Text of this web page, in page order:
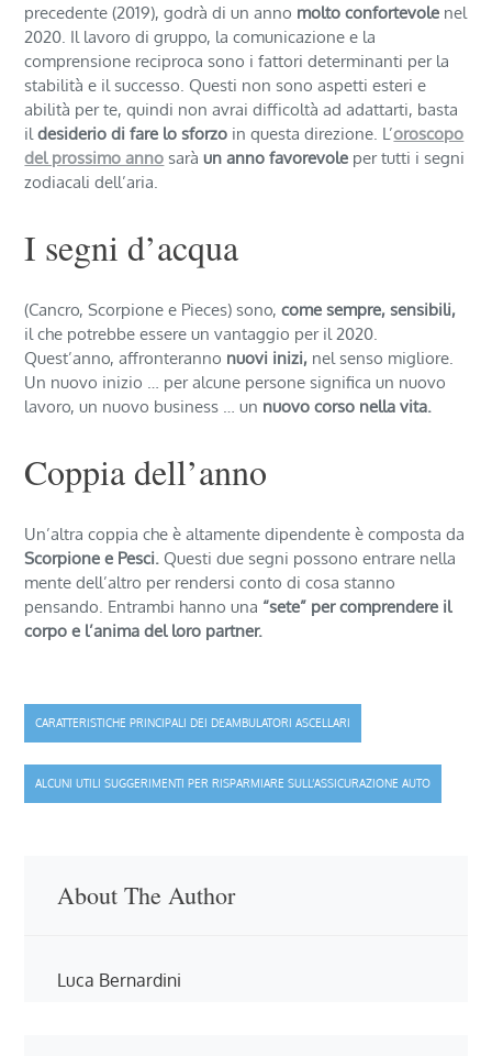
precedente (2019), godrà di un anno molto confortevole nel
2020. Il lavoro di gruppo, la comunicazione e la
comprensione reciproca sono i fattori determinanti per la
stabilità e il successo. Questi non sono aspetti esteri e
abilità per te, quindi non avrai difficoltà ad adattarti, basta
ildesiderio di fare lo sforzo in questa direzione. L’oroscopo
del prossimo anno saràun anno favorevole per tutti i segni
zodiacali dell’aria.
I segni d’acqua
(Cancro, Scorpione e Pieces) sono,come sempre, sensibili,
il che potrebbe essere un vantaggio per il 2020.
Quest’anno, affronteranno nuovi inizi, nel senso migliore.
Un nuovo inizio … per alcune persone significa un nuovo
lavoro, un nuovo business … un nuovo corso nella vita.
Coppia dell’anno
Un’altra coppia che è altamente dipendente è composta da
Scorpione e Pesci. Questi due segni possono entrare nella
mente dell’altro per rendersi conto di cosa stanno
pensando. Entrambi hanno una “sete” per comprendere il
corpo e l’anima del loro partner.
Navigazione
articoli
CARATTERISTICHE PRINCIPALI DEI DEAMBULATORI ASCELLARI
ALCUNI UTILI SUGGERIMENTI PER RISPARMIARE SULL’ASSICURAZIONE AUTO
About The Author
Luca Bernardini